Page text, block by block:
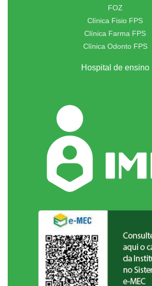
FOZ
Clínica Fisio FPS
Clínica Farma FPS
Clínica Odonto FPS
Hospital de ensino